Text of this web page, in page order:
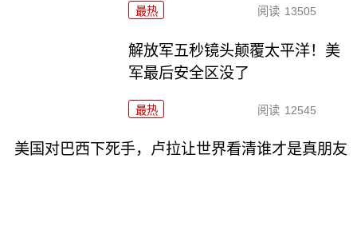
最热 阅读 13505
解放军五秒镜头颠覆太平洋！美
军最后安全区没了
最热 阅读 12545
美国对巴西下死手，卢拉让世界看清谁才是真朋友